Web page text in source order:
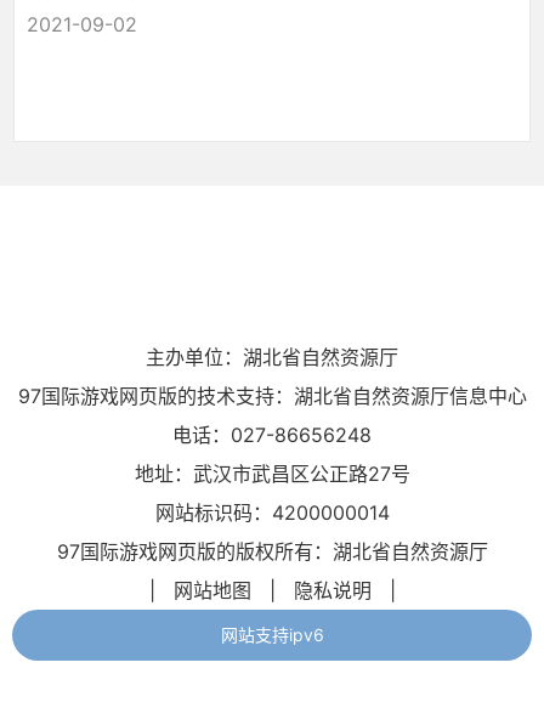
2021-09-02
主办单位：湖北省自然资源厅
97国际游戏网页版的技术支持：湖北省自然资源厅信息中心
电话：027-86656248
地址：武汉市武昌区公正路27号
网站标识码：4200000014
97国际游戏网页版的版权所有：湖北省自然资源厅
网站地图 隐私说明
网站支持ipv6